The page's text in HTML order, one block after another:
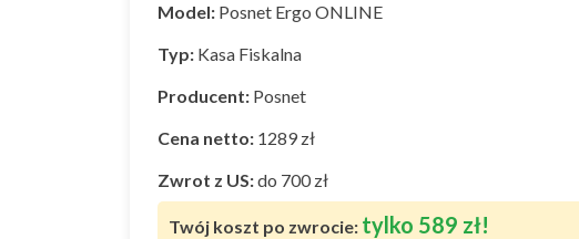
Model: Posnet Ergo ONLINE
Typ: Kasa Fiskalna
Producent: Posnet
Cena netto: 1289 zł
Zwrot z US:do 700 zł
Twój koszt po zwrocie: tylko 589 zł!